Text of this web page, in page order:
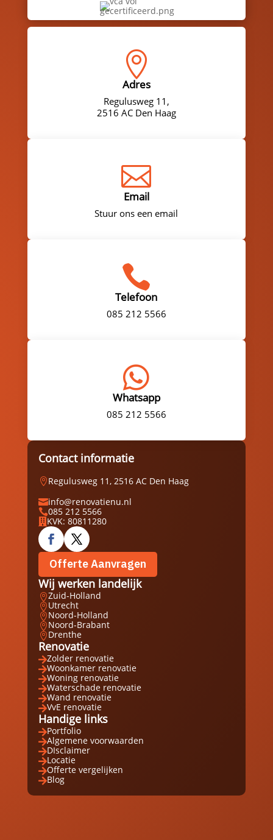

Adres
Regulusweg 11,
2516 AC Den Haag

Email
Stuur ons een email

Telefoon
085 212 5566

Whatsapp
085 212 5566
Contact informatie
Regulusweg 11, 2516 AC Den Haag
info@renovatienu.nl
085 212 5566
 KVK: 80811280
Offerte Aanvragen
Wij werken landelijk
Zuid-Holland
Utrecht
Noord-Holland
Noord-Brabant
Drenthe
Renovatie
Zolder renovatie
Woonkamer renovatie
Woning renovatie
Waterschade renovatie
Wand renovatie
VvE renovatie
Handige links
Portfolio
Algemene voorwaarden
DIsclaimer
Locatie
Offerte vergelijken
Blog